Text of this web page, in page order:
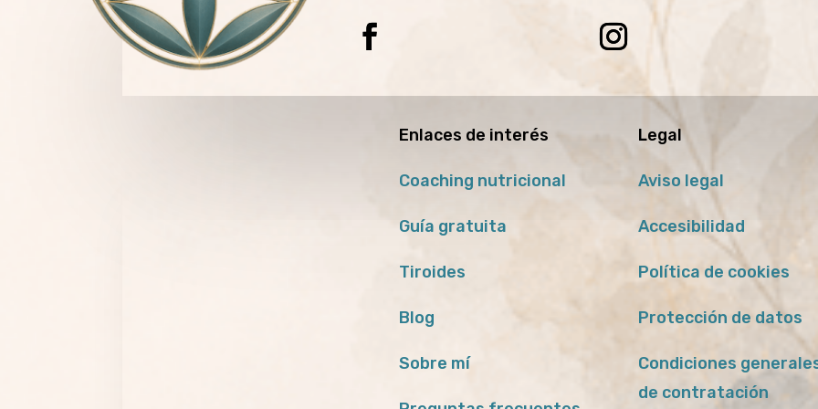
Enlaces de interés
Coaching nutricional
Guía gratuita
Tiroides
Blog
Sobre mí
Legal
Aviso legal
Accesibilidad
Política de cookies
Protección de datos
Condiciones
de contratación